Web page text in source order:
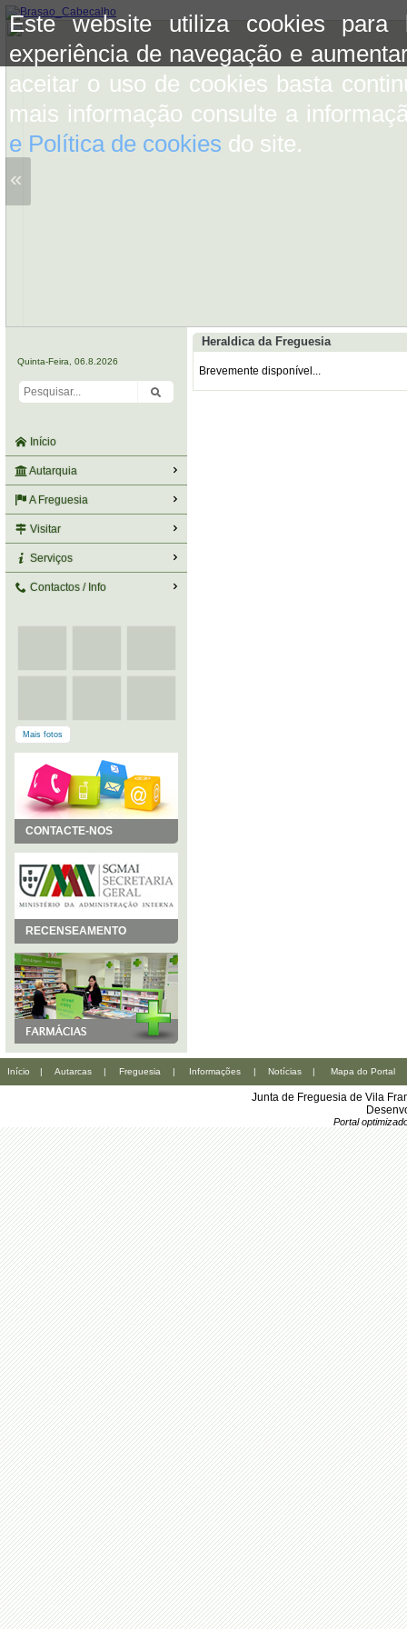
Este website utiliza cookies para
experiência de navegação e
aceitar o uso de cookies basta
mais informação consulte a
e Política de cookies do site.
«
Quinta-Feira, 06.8.2026
Início
Autarquia
A Freguesia
Visitar
Serviços
Contactos / Info
Mais fotos
CONTACTE-NOS
RECENSEAMENTO
Heraldica da Freguesia
Brevemente disponível...
Início | Autarcas | Freguesia | Informações | Notícias | Mapa do Portal
Junta de Freguesia de Vila
Portal